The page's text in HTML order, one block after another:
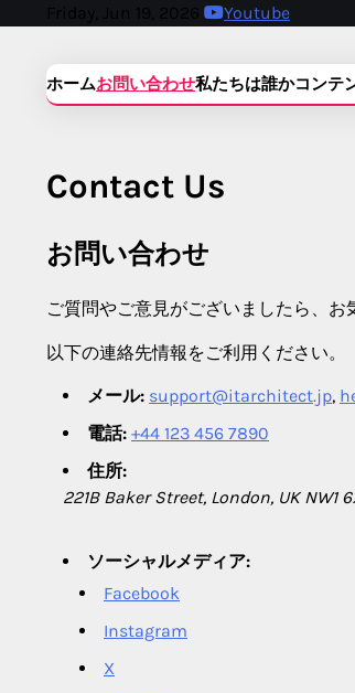
Friday, Jun 19, 2026 Youtube
ホームお問い合わせ私たちは誰かコンテ
Contact Us
お問い合わせ
ご質問やご意見がございましたら、お
以下の連絡先情報をご利用ください。
メール: support@itarchitect.jp,
電話: +44 123 456 7890
住所:
221B Baker Street, London, UK NW1
ソーシャルメディア:
Facebook
Instagram
X